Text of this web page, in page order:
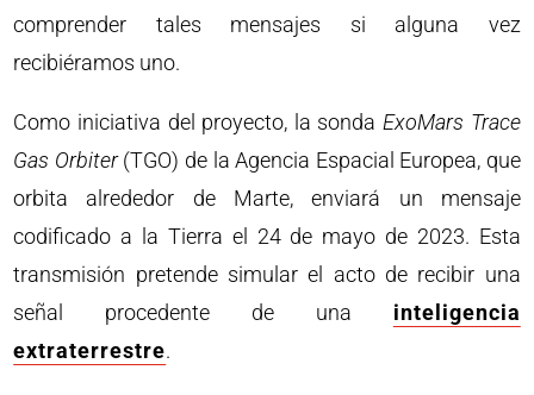
comprender tales mensajes si alguna vez
recibiéramos uno.
Como iniciativa del proyecto, la sonda ExoMars Trace
Gas Orbiter(TGO) de la Agencia Espacial Europea, que
orbita alrededor de Marte, enviará un mensaje
codificado a la Tierra el 24 de mayo de 2023. Esta
transmisión pretende simular el acto de recibir una
señal procedente de una inteligencia
extraterrestre.